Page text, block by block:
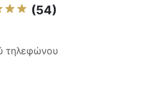
(54)
τηλεφώνου